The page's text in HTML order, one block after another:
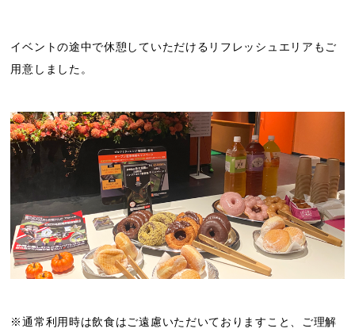
イベントの途中で休憩していただけるリフレッシュエリアもご
用意しました。
※通常利用時は飲食はご遠慮いただいておりますこと、ご理解